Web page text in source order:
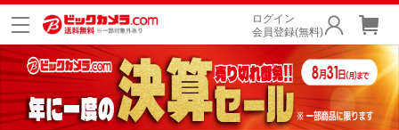
ログイン
会員登録(無料)